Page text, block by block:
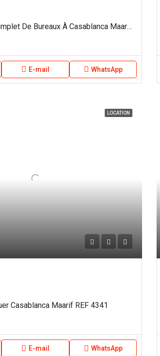
Location Étage Complet De Bureaux À Casablanca Maarif REF 4343
E-mail WhatsApp
LOCATION
Casablanca Maarif REF 4341
E-mail WhatsApp